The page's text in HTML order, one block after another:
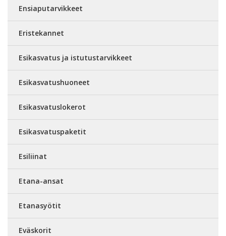
Ensiaputarvikkeet
Eristekannet
Esikasvatus ja istutustarvikkeet
Esikasvatushuoneet
Esikasvatuslokerot
Esikasvatuspaketit
Esiliinat
Etana-ansat
Etanasyötit
Eväskorit